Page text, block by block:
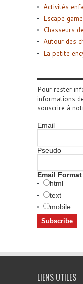
Activités
Escape
Chasseurs
Autour des
La petite
Pour rester
informations
souscrire à
Email
Pseudo
Email Format
html
text
mobile
LIENS UTILES